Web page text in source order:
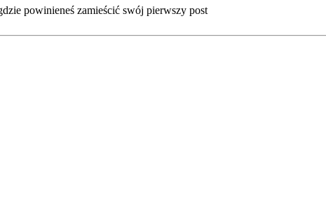
powinieneś zamieścić swój pierwszy post